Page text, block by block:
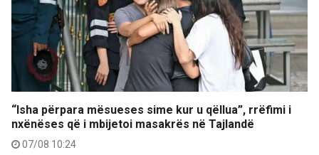
“Isha përpara mësueses sime kur u qëllua”, rrëfimi i
nxënëses që i mbijetoi masakrës në Tajlandë
07/08 10:24